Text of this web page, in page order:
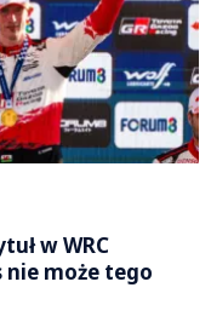
w WRC
nie może tego